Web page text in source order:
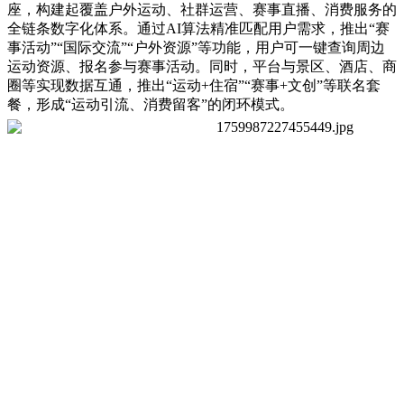
座，构建起覆盖户外运动、社群运营、赛事直播、消费服务的
全链条数字化体系。通过AI算法精准匹配用户需求，推出“赛
事活动”“国际交流”“户外资源”等功能，用户可一键查询周边
运动资源、报名参与赛事活动。同时，平台与景区、酒店、商
圈等实现数据互通，推出“运动+住宿”“赛事+文创”等联名套
餐，形成“运动引流、消费留客”的闭环模式。